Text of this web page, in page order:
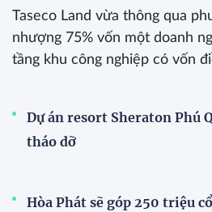
Taseco Land vừa thông qua
nhượng 75% vốn một doanh
tầng khu công nghiệp có vốn
Dự án resort Sheraton Phú
tháo dỡ
Hòa Phát sẽ góp 250 triệu